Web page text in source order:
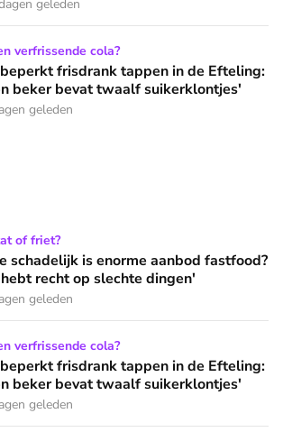
geleden
tappen in de Efteling: 'Een beker
verfrissende cola?
frisdrank tappen in de Efteling:
beker bevat twaalf suikerklontjes'
geleden
enorme aanbod fastfood? 'Je hebt recht
of friet?
schadelijk is enorme aanbod fastfood?
recht op slechte dingen'
geleden
tappen in de Efteling: 'Een beker
verfrissende cola?
frisdrank tappen in de Efteling:
beker bevat twaalf suikerklontjes'
geleden